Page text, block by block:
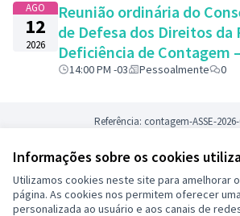
Informações sobre os cookies
Utilizamos cookies neste site para amelhorar
página. As cookies nos permitem oferecer
personalizada ao usuário e aos canais de
AGO
12
2026
Reunião ordinária do
de Defesa dos Direitos da
Deficiência de Contagem
14:00 PM -03 Pessoalmente 0
Referência: contagem-ASSE-
Termos de serviço
Configurações de cookies
Decide Contagem no Instagram